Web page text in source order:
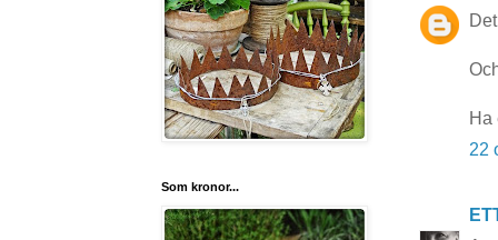
Ha
22
Som kronor...